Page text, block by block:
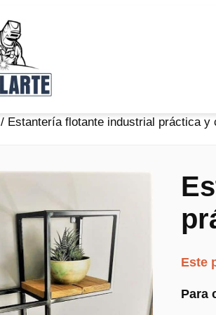
/ Estantería flotante industrial práctica y
Este
Para